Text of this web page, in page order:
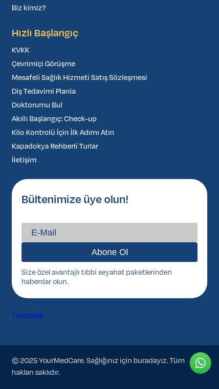
Biz kimiz?
Hızlı Başlangıç
KVKK
Çevrimiçi Görüşme
Mesafeli Sağlık Hizmeti Satış Sözleşmesi
Diş Tedavimi Planla
Doktorumu Bul
Akıllı Başlangıç: Check-up
Kilo Kontrolü İçin İlk Adımı Atın
Kapadokya Rehberli Turlar
İletişim
Bültenimize üye olun!
Size özel avantajlı tıbbi seyahat paketlerinden
haberdar olun.
Trustpilot
© 2025 YourMedCare. Sağlığınız için buradayız. Tüm
hakları saklıdır.